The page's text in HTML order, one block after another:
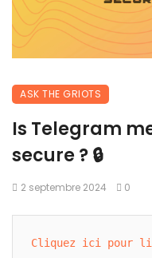
ASK THE GRIOTS
Is Telegram
secure ? 🔒
2 septembre 2024 0
Cliquez ici pour